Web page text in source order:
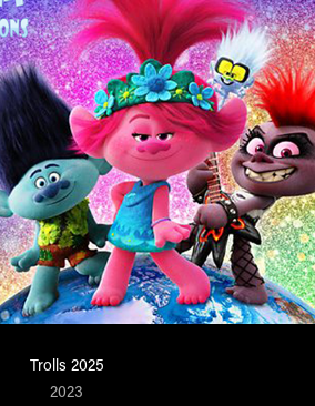
Trolls 2025
2023